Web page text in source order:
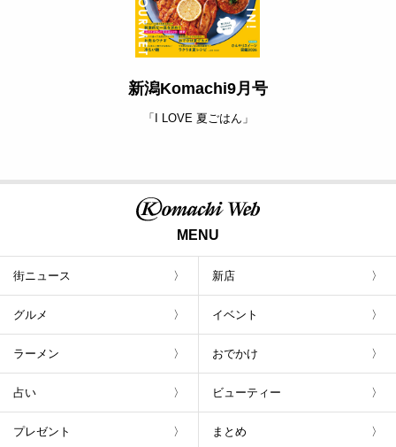
新潟Komachi9月号
「I LOVE 夏ごはん」
MENU
街ニュース 新店
グルメ イベント
ラーメン おでかけ
占い ビューティー
プレゼント まとめ